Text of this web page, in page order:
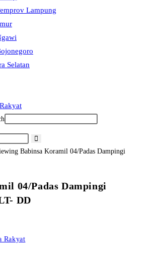
Lampung
Selatan
04/Padas Dampingi
DD
Rakyat